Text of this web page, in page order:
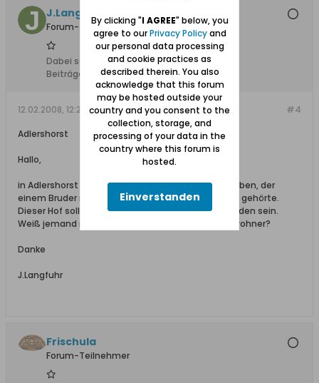
J.Langfuhr
Forum-Teilnehmer
Dabei seit:
11.02.2008
Beiträge:
145
#4
12.02.2008, 12:26
Adlershorst
Hallo,
in Adlershorst soll es einen Bauernhof gegeben haben, der
einem Bruder meines Großvaters namens Wansel gehörte.
Dieser Hof soll durch Granatbeschuss zerstört worden sein.
Weiß jemand mehr über diesen Hof und seine Bewohner?
Danke
J.Langfuhr
Frischula
Forum-Teilnehmer
By clicking "I AGREE" below, you
agree to ourPrivacy Policyand
our personal data processing
and cookie practices as
described therein. You also
acknowledge that this forum
may be hosted outside your
country and you consent to the
collection, storage, and
processing of your data in the
country where this forum is
hosted.
Einverstanden